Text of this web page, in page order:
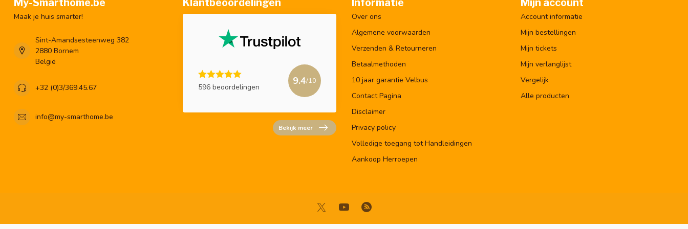
Maak je huis smarter!
Sint-Amandsesteenweg 382
2880 Bornem
België
+32 (0)3/369.45.67
info@my-smarthome.be
596 beoordelingen
9.4/10
Bekijk meer
Over ons
Algemene voorwaarden
Verzenden & Retourneren
Betaalmethoden
10 jaar garantie Velbus
Contact Pagina
Disclaimer
Privacy policy
Volledige toegang tot Handleidingen
Aankoop Herroepen
Account informatie
Mijn bestellingen
Mijn tickets
Mijn verlanglijst
Vergelijk
Alle producten